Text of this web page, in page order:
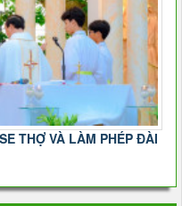
THỢ VÀ LÀM PHÉP ĐÀI